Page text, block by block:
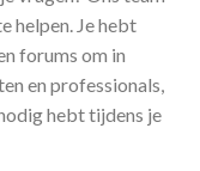
helpen. Je hebt
forums om in
en professionals,
hebt tijdens je